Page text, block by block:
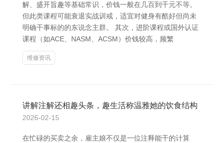
解、盛开旨趣等基础常识，价钱一般在几百到千元不等。
但此类课程可能衰退实战训戒，适宜对健身有酷好但尚未
明确干事标的的东说念主群。 其次，进阶课程或国外认证
课程（如ACE、NASM、ACSM）价钱较高，频繁
维修资讯
讲解注解还相趣头条，趣生活称温雅她的饮食结构
2026-02-15
在忙碌的买卖之余，雇主娘不仅是一位注释能干的计算